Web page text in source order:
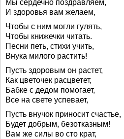
Мы сердечно поздравляем,
И здоровья вам желаем,
Чтобы с ним могли гулять,
Чтобы книжечки читать.
Песни петь, стихи учить,
Внука милого растить!
Пусть здоровым он растет,
Как цветочек расцветет,
Бабке с дедом помогает,
Все на свете успевает,
Пусть внучок приносит счастье,
Будет добрым, безотказным!
Вам же силы во сто крат,